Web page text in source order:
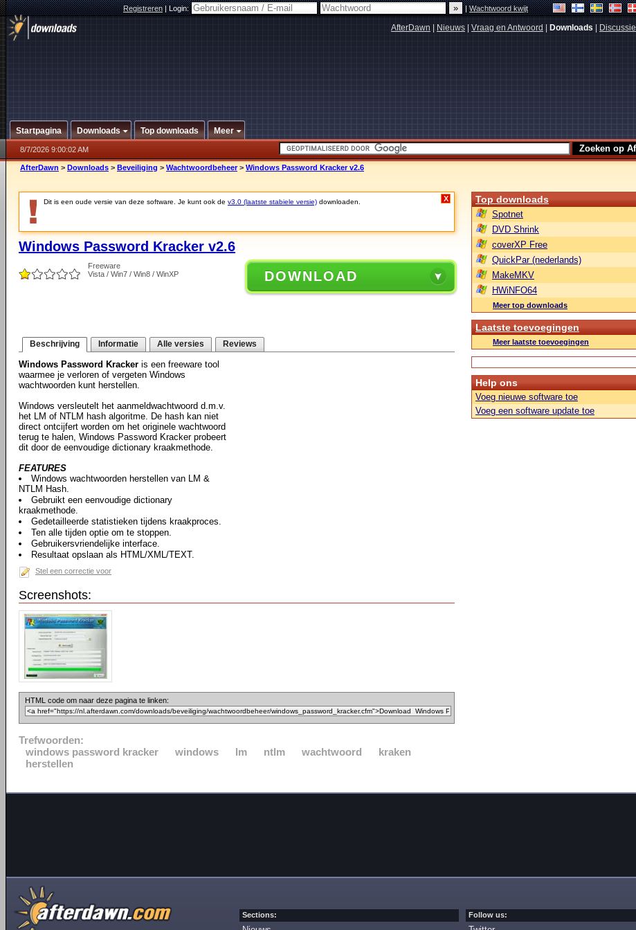
Registreren|Login: |Wachtwoord kwijt
AfterDawn Nieuws Vraag en Antwoord Downloads Discussie
Startpagina Downloads Top downloads Meer
8/7/2026 9:00:02 AM
AfterDawn > Downloads > Beveiliging > Wachtwoordbeheer > Windows Password Kracker v2.6
Dit is een oude versie van deze software. Je kunt ook de v3.0 (laatste stabiele versie) downloaden. X
Windows Password Kracker v2.6
Freeware
Vista / Win7 / Win8 / WinXP
DOWNLOAD
Beschrijving Informatie Alle versies Reviews
Windows Password Kracker is een freeware tool
waarmee je verloren of vergeten Windows
wachtwoorden kunt herstellen.
Windows versleutelt het aanmeldwachtwoord d.m.v.
het LM of NTLM hash algoritme. De hash kan niet
direct ontcijfert worden om het originele wachtwoord
terug te halen, Windows Password Kracker probeert
dit door de eenvoudige dictionary kraakmethode.
FEATURES
Windows wachtwoorden herstellen van LM &
NTLM Hash.
Gebruikt een eenvoudige dictionary
kraakmethode.
Gedetailleerde statistieken tijdens kraakproces.
Ten alle tijden optie om te stoppen.
Gebruikersvriendelijke interface.
Resultaat opslaan als HTML/XML/TEXT.
Stel een correctie voor
Screenshots:
HTML code om naar deze pagina te linken:
Trefwoorden:
windows password kracker
windows lm ntlm wachtwoord
kraken
herstellen
Top downloads
Spotnet
DVD Shrink
coverXP Free
QuickPar (nederlands)
MakeMKV
HWiNFO64
Meer top downloads
Laatste toevoegingen
Meer laatste toevoegingen
Help ons
Voeg nieuwe software toe
Voeg een software update toe
Sections: Follow us: